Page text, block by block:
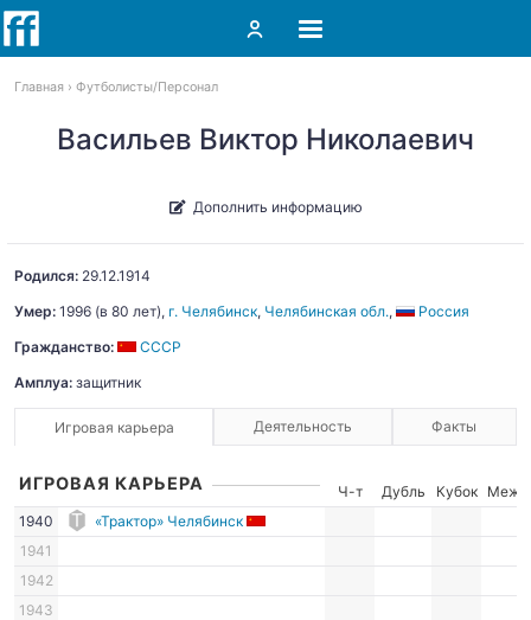
Главная Футболисты Персонал
Васильев Виктор Николаевич
Дополнить информацию
Родился: 29.12.1914
Умер: 1996 (в 80 лет), г. Челябинск, Челябинская обл.,
Россия
Гражданство:
СССР
Амплуа: защитник
Игровая карьера Деятельность Факты
ИГРОВАЯ КАРЬЕРА Ч-т Дубль Кубок
Межд.
1940
«Трактор» Челябинск
1941
1942
1943